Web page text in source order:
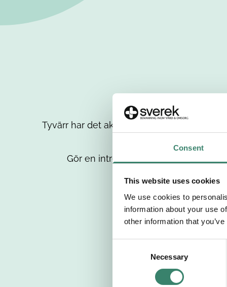
Consent
This website uses cookies
We use cookies to
information about your use
other information that
Necessary
Tyvärr har det aktuella jobbet tagits bort
Gör en intresseanmälan så